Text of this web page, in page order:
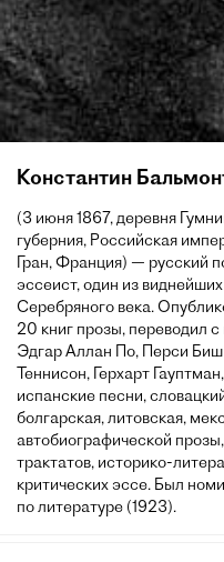
Константин
(3 июня 1867, деревня
губерния, Российская
Гран, Франция) — русский
эссеист, один из
Серебряного века.
20 книг прозы, переводил
Эдгар Аллан По, Перси
Теннисон, Герхарт
испанские песни,
болгарская, литовская,
автобиографической
трактатов, историко-
критических эссе. Был
по литературе (1923).